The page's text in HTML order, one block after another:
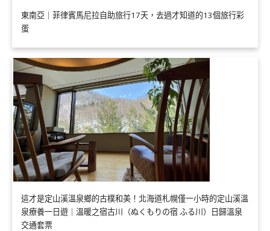
東南亞｜菲律賓馬尼拉自助旅行17天，去過才知道的13個旅行彩
蛋
這才是定山溪溫泉鄉的古樸和美！北海道札幌僅一小時的定山溪溫
泉療養一日遊｜溫暖之宿古川（ぬくもりの宿 ふる川）日歸溫泉
交通套票